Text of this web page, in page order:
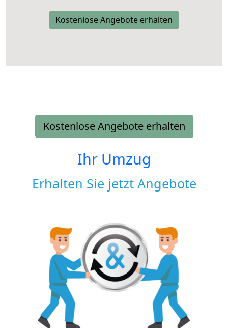
Kostenlose Angebote erhalten
Kostenlose Angebote erhalten
Ihr Umzug
Erhalten Sie jetzt Angebote